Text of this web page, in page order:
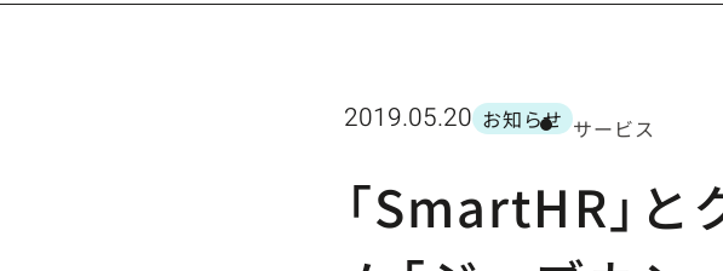
2019.05.20
カテゴリー
お知らせ サービス
「SmartHR」